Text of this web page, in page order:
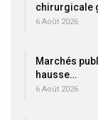
chirurgicale
6 Août 2026
Marchés
hausse…
6 Août 2026